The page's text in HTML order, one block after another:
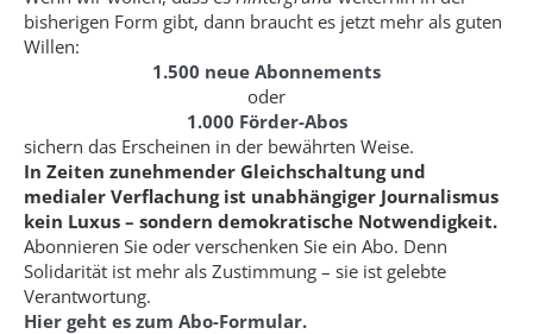
bisherigen Form gibt, dann braucht es jetzt mehr als guten
Willen:
1.500 neue Abonnements
oder
1.000 Förder-Abos
sichern das Erscheinen in der bewährten Weise.
In Zeiten zunehmender Gleichschaltung und
medialer Verflachung ist unabhängiger Journalismus
kein Luxus – sondern demokratische Notwendigkeit.
Abonnieren Sie oder verschenken Sie ein Abo. Denn
Solidarität ist mehr als Zustimmung – sie ist gelebte
Verantwortung.
Hier geht es zum Abo-Formular.